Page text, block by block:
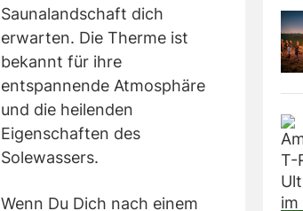
Saunalandschaft dich
erwarten. Die Therme ist
bekannt für ihre
entspannende Atmosphäre
und die heilenden
Eigenschaften des
Solewassers.
Wenn Du Dich nach einem